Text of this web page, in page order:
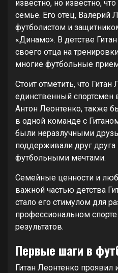
известно, но известно,
семье. Его отец, Валерий
футболистом и
«Динамо». В детстве
своего отца на
многие футбольные
Стоит отметить, что Гитан
единственный спортсмен
Антон Леонтенко, также
в одной команде с
были неразлучными
поддерживали друг друга
футбольными мечтами.
Семейные ценности и
важной частью детства
стало его стимулом для
профессиональном
результатов.
Первые шаги в
Гитан Леонтенко проявил